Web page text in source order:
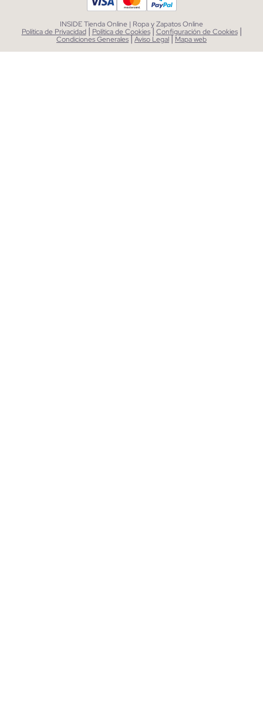
INSIDE Tienda Online | Ropa y Zapatos Online
Política de Privacidad | Política de Cookies| Configuración de Cookies |
Condiciones Generales|Aviso Legal| Mapa web